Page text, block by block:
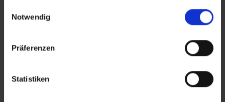
Notwendig
Präferenzen
Statistiken
Sicherheitsstufen anpassbar